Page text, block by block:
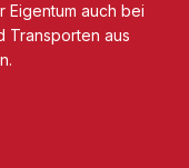
Eigentum auch bei
Transporten aus